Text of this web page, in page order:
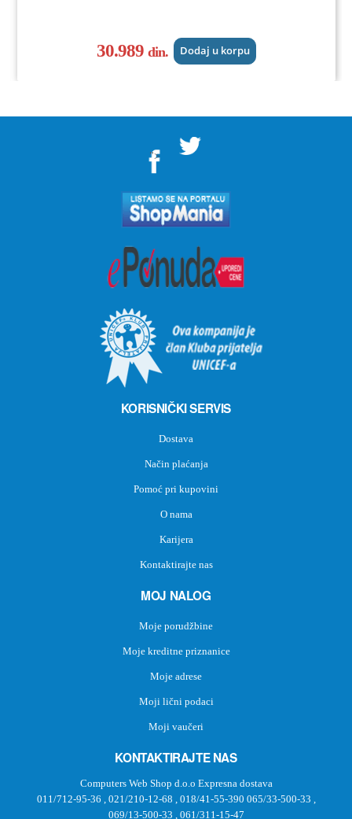
30.989 din. Dodaj u korpu
">
KORISNIČKI SERVIS
Dostava
Način plaćanja
Pomoć pri kupovini
O nama
Karijera
Kontaktirajte nas
MOJ NALOG
Moje porudžbine
Moje kreditne priznanice
Moje adrese
Moji lični podaci
Moji vaučeri
KONTAKTIRAJTE NAS
Computers Web Shop d.o.o Expresna dostava
011/712-95-36
021/210-12-68 018/41-55-390 065/33-500-33
069/13-500-33
061/311-15-47